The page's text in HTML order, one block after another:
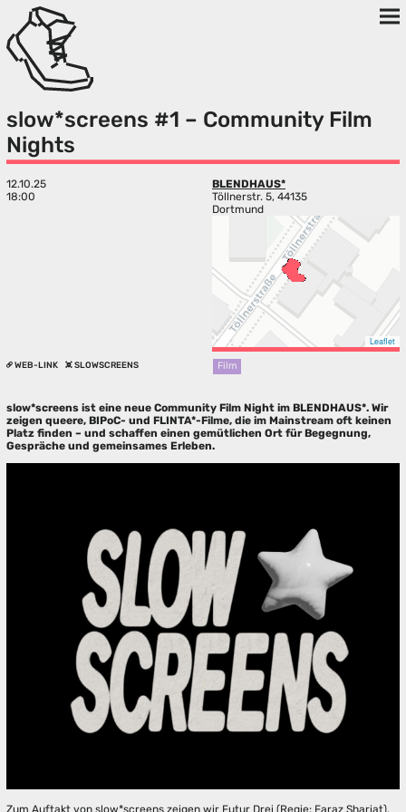
slow*screens #1 – Community Film
Nights
12.10.25
18:00
BLENDHAUS*
Töllnerstr. 5, 44135
Dortmund
Leaflet
WEB-LINK SLOWSCREENS Film
slow*screens ist eine neue Community Film Night im BLENDHAUS*. Wir
zeigen queere, BIPoC- und FLINTA*-Filme, die im Mainstream oft keinen
Platz finden – und schaffen einen gemütlichen Ort für Begegnung,
Gespräche und gemeinsames Erleben.
Zum Auftakt von slow*screens zeigen wir Futur Drei (Regie: Faraz Shariat).